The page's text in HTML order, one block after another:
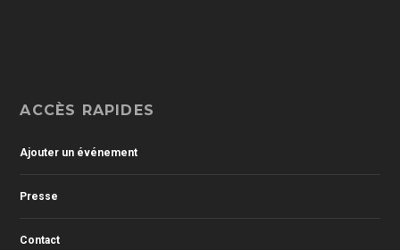
ACCÈS RAPIDES
Ajouter un événement
Presse
Contact